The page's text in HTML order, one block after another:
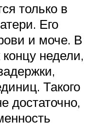
только в
Его
и моче. В
недели,
Такого
достаточно,